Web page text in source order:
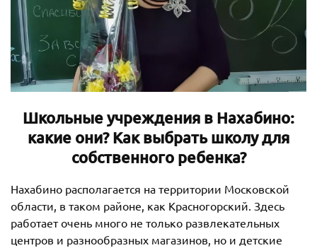
Школьные учреждения в Нахабино:
какие они? Как выбрать школу для
собственного ребенка?
Нахабино располагается на территории Московской
области, в таком районе, как Красногорский. Здесь
работает очень много не только развлекательных
центров и разнообразных магазинов, но и детские